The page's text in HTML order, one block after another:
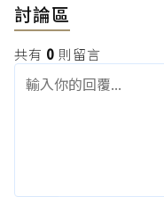
討論區
共有 0 則留言